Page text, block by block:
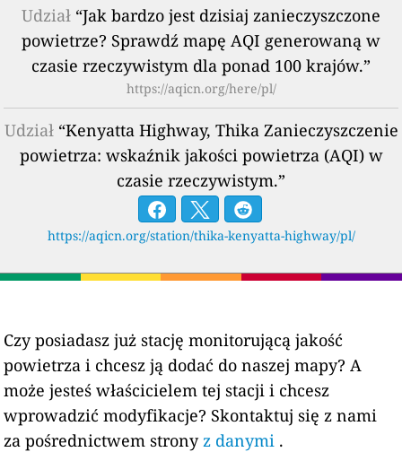
Udział “Jak bardzo jest dzisiaj zanieczyszczone
powietrze? Sprawdź mapę AQI generowaną w
czasie rzeczywistym dla ponad 100 krajów.”
https://aqicn.org/here/pl/
Udział“Kenyatta Highway, Thika Zanieczyszczenie
powietrza: wskaźnik jakości powietrza (AQI) w
czasie rzeczywistym.”
https://aqicn.org/station/thika-kenyatta-highway/pl/
Czy posiadasz już stację monitorującą jakość
powietrza i chcesz ją dodać do naszej mapy? A
może jesteś właścicielem tej stacji i chcesz
wprowadzić modyfikacje? Skontaktuj się z nami
za pośrednictwem strony z danymi .